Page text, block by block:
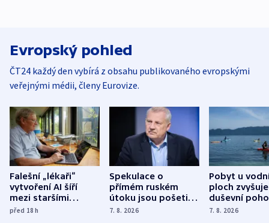
Evropský pohled
ČT24 každý den vybírá z obsahu publikovaného evropskými
veřejnými médii, členy Eurovize.
Falešní „lékaři“
vytvoření AI šíří
mezi staršími
Poláky nebezpečné
před 18h
Spekulace o
přímém ruském
útoku jsou pošetilé,
míní estonský
7. 8. 2026
Pobyt u
ploch zvyšuje
duševní
ukázala
7. 8. 2026